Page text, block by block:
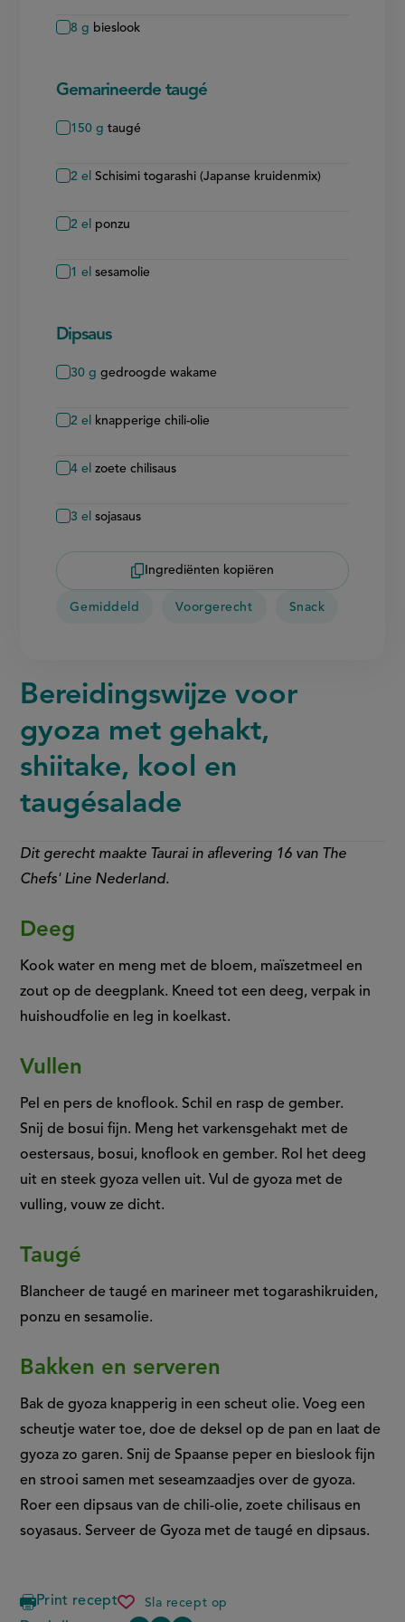
8 g bieslook
Gemarineerde taugé
150 g taugé
2 el Schisimi togarashi (Japanse kruidenmix)
2 el ponzu
1 el sesamolie
Dipsaus
30 g gedroogde wakame
2 el knapperige chili-olie
4 el zoete chilisaus
3 el sojasaus
Ingrediënten kopiëren
Gemiddeld Voorgerecht Snack
Bereidingswijze voor
gyoza met gehakt,
shiitake, kool en
taugésalade
Dit gerecht maakte Taurai in aflevering 16 van The
Chefs' Line Nederland.
Deeg
Kook water en meng met de bloem, maïszetmeel en
zout op de deegplank. Kneed tot een deeg, verpak in
huishoudfolie en leg in koelkast.
Vullen
Pel en pers de knoflook. Schil en rasp de gember.
Snij de bosui fijn. Meng het varkensgehakt met de
oestersaus, bosui, knoflook en gember. Rol het deeg
uit en steek gyoza vellen uit. Vul de gyoza met de
vulling, vouw ze dicht.
Taugé
Blancheer de taugé en marineer met togarashikruiden,
ponzu en sesamolie.
Bakken en serveren
Bak de gyoza knapperig in een scheut olie. Voeg een
scheutje water toe, doe de deksel op de pan en laat de
gyoza zo garen. Snij de Spaanse peper en bieslook fijn
en strooi samen met seseamzaadjes over de gyoza.
Roer een dipsaus van de chili-olie, zoete chilisaus en
soyasaus. Serveer de Gyoza met de taugé en dipsaus.
Print recept Sla recept op
gyoza